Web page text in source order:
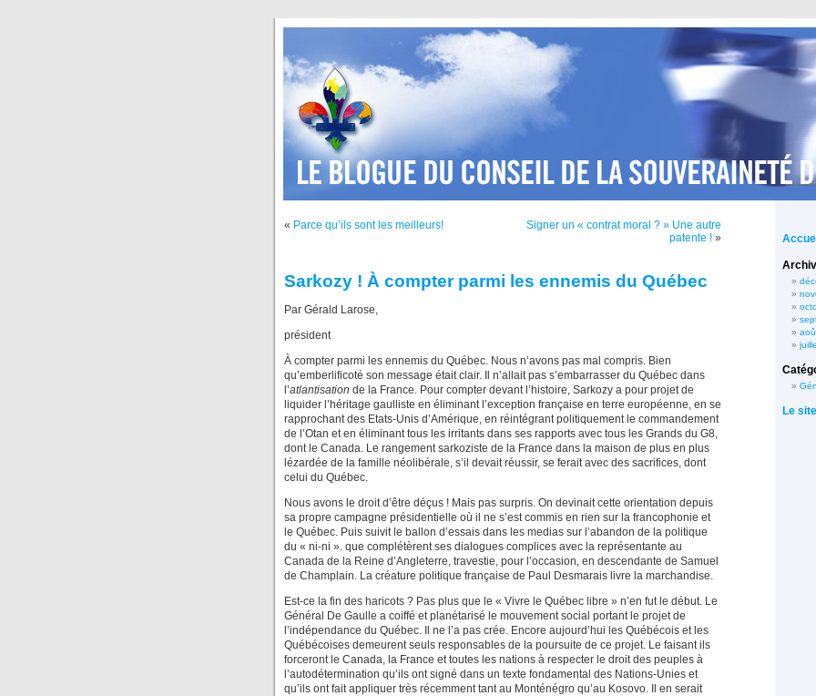
« Parce qu’ils sont les meilleurs!
Signer un « contrat moral ? » Une autre
patente ! »
Sarkozy ! À compter parmi les ennemis du Québec
Par Gérald Larose,
président
À compter parmi les ennemis du Québec. Nous n’avons pas mal compris. Bien
qu’emberlificoté son message était clair. Il n’allait pas s’embarrasser du Québec dans
l’atlantisation de la France. Pour compter devant l’histoire, Sarkozy a pour projet de
liquider l’héritage gaulliste en éliminant l’exception française en terre européenne, en se
rapprochant des Etats-Unis d’Amérique, en réintégrant politiquement le commandement
de l’Otan et en éliminant tous les irritants dans ses rapports avec tous les Grands du G8,
dont le Canada. Le rangement sarkoziste de la France dans la maison de plus en plus
lézardée de la famille néolibérale, s’il devait réussir, se ferait avec des sacrifices, dont
celui du Québec.
Nous avons le droit d’être déçus ! Mais pas surpris. On devinait cette orientation depuis
sa propre campagne présidentielle où il ne s’est commis en rien sur la francophonie et
le Québec. Puis suivit le ballon d’essais dans les medias sur l’abandon de la politique
du « ni-ni ». que complétèrent ses dialogues complices avec la représentante au
Canada de la Reine d’Angleterre, travestie, pour l’occasion, en descendante de Samuel
de Champlain. La créature politique française de Paul Desmarais livre la marchandise.
Est-ce la fin des haricots ? Pas plus que le « Vivre le Québec libre » n’en fut le début. Le
Général De Gaulle a coiffé et planétarisé le mouvement social portant le projet de
l’indépendance du Québec. Il ne l’a pas crée. Encore aujourd’hui les Québécois et les
Québécoises demeurent seuls responsables de la poursuite de ce projet. Le faisant ils
forceront le Canada, la France et toutes les nations à respecter le droit des peuples à
l’autodétermination qu’ils ont signé dans un texte fondamental des Nations-Unies et
qu’ils ont fait appliquer très récemment tant au Monténégro qu’au Kosovo. Il en serait
Le